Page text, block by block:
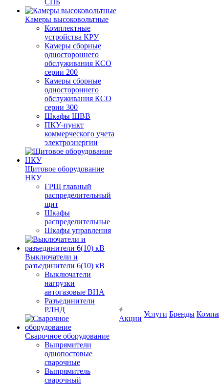
СПБ
Камеры высоковольтные
Комплектные
устройства КРУ
Камеры сборные
одностороннего
обслуживания КСО
серии 200
Камеры сборные
одностороннего
обслуживания КСО
серии 300
Шкафы ШВВ
ПКУ-пункт
коммерческого учета
электроэнергии
Щитовое оборудование
НКУ
ГРЩ главный
распределительный
щит
Шкафы
распределительные
Шкафы управления
Выключатели и
разъединители 6(10) кВ
Выключатели
нагрузки
автогазовые ВНА
Разъединители
РЛНД
Сварочное оборудование
Выпрямители
однопостовые
сварочные
Выпрямитель
сварочный
Акции
Услуги Бренды